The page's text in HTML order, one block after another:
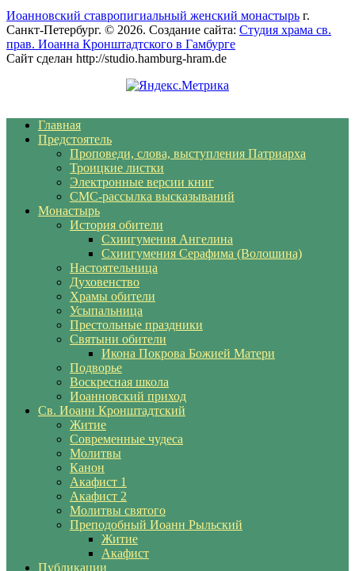
Иоанновский ставропигиальный женский монастырь г.
Санкт-Петербург. © 2026. Создание сайта: Студия храма св.
прав. Иоанна Кронштадтского в Гамбурге
Сайт сделан http://studio.hamburg-hram.de
Главная
Предстоятель
Проповеди, слова, выступления Патриарха
Троицкие листки
Электронные версии книг
СМС-рассылка высказываний
Монастырь
История обители
Схиигумения Ангелина
Схиигумения Серафима (Волошина)
Настоятельница
Духовенство
Храмы обители
Усыпальница
Престольные праздники
Святыни обители
Икона Покрова Божией Матери
Подворье
Воскресная школа
Иоанновский приход
Св. Иоанн Кронштадтский
Житие
Современные чудеса
Молитвы
Канон
Акафист 1
Акафист 2
Молитвы святого
Преподобный Иоанн Рыльский
Житие
Акафист
Публикации